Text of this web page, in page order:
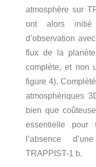
atmosphère sur
ont alors initié
d’observation
flux de la
complète, et non
figure 4).
atmosphériques
bien que
essentielle pour
l’absence
TRAPPIST-1 b.